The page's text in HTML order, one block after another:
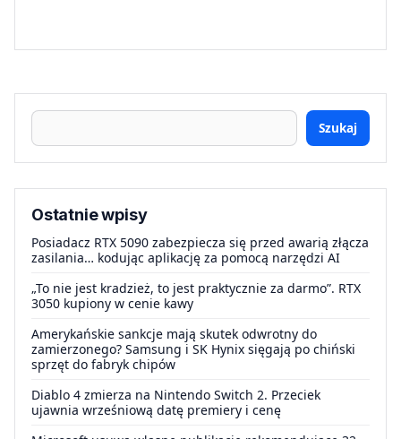
Szukaj
Ostatnie wpisy
Posiadacz RTX 5090 zabezpiecza się przed awarią złącza
zasilania… kodując aplikację za pomocą narzędzi AI
„To nie jest kradzież, to jest praktycznie za darmo”. RTX
3050 kupiony w cenie kawy
Amerykańskie sankcje mają skutek odwrotny do
zamierzonego? Samsung i SK Hynix sięgają po chiński
sprzęt do fabryk chipów
Diablo 4 zmierza na Nintendo Switch 2. Przeciek
ujawnia wrześniową datę premiery i cenę